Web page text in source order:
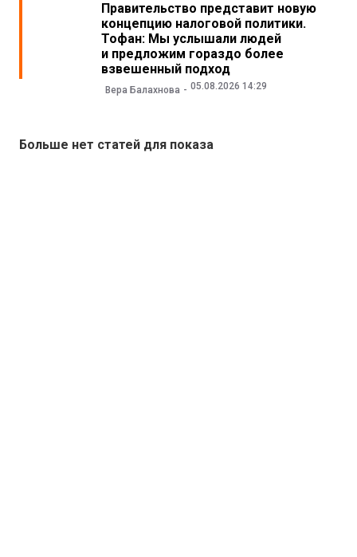
Правительство представит новую
концепцию налоговой политики.
Тофан: Мы услышали людей
и предложим гораздо более
взвешенный подход
Вера Балахнова 05.08.2026 14:29
Больше нет статей для показа